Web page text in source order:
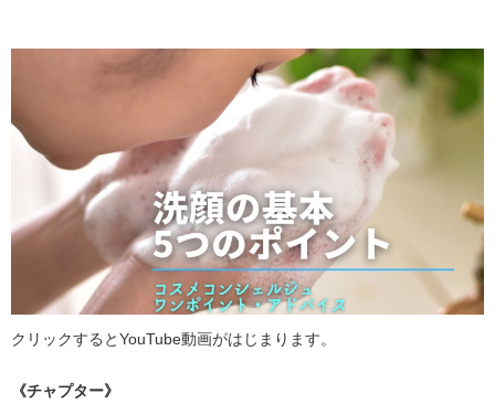
クリックするとYouTube動画がはじまります。
《チャプター》